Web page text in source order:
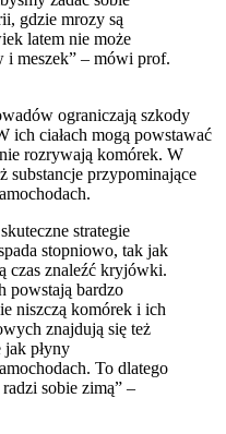
gdzie mrozy są
latem nie może
i meszek” – mówi prof.
ograniczają szkody
ich ciałach mogą powstawać
rozrywają komórek. W
substancje przypominające
strategie
stopniowo, tak jak
czas znaleźć kryjówki.
powstają bardzo
niszczą komórek i ich
znajdują się też
jak płyny
To dlatego
sobie zimą” –